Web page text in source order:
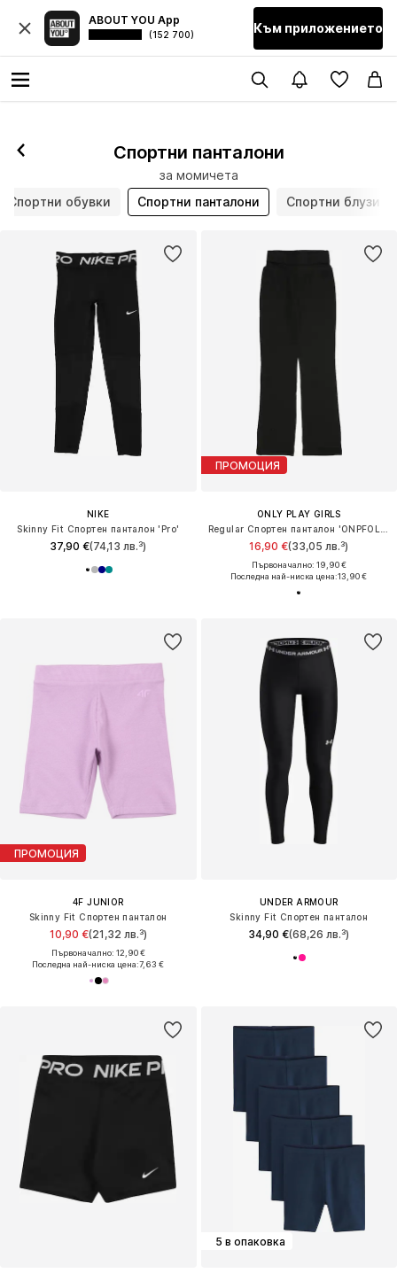
ABOUT YOU App
(152 700) Към приложението
Спортни панталони
за момичета
Спортни обувки
Спортни панталони Спортни блузи
NIKE
Skinny Fit Спортен панталон 'Pro'
37,90 €(74,13 лв.³)
ПРОМОЦИЯ
ONLY PLAY GIRLS
16,90 €(33,05 лв.³)
Първоначално: 19,90 €
Последна най-ниска цена:13,90 €
ПРОМОЦИЯ
4F JUNIOR
Skinny Fit Спортен панталон
10,90 €(21,32 лв.³)
Първоначално: 12,90 €
Последна най-ниска цена:7,63 €
UNDER ARMOUR
Skinny Fit Спортен панталон
34,90 €(68,26 лв.³)
5 в опаковка